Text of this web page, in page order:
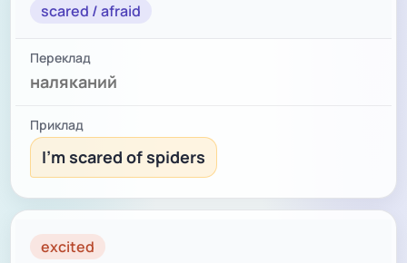
scared / afraid
наляканий
I'm scared of spiders
excited